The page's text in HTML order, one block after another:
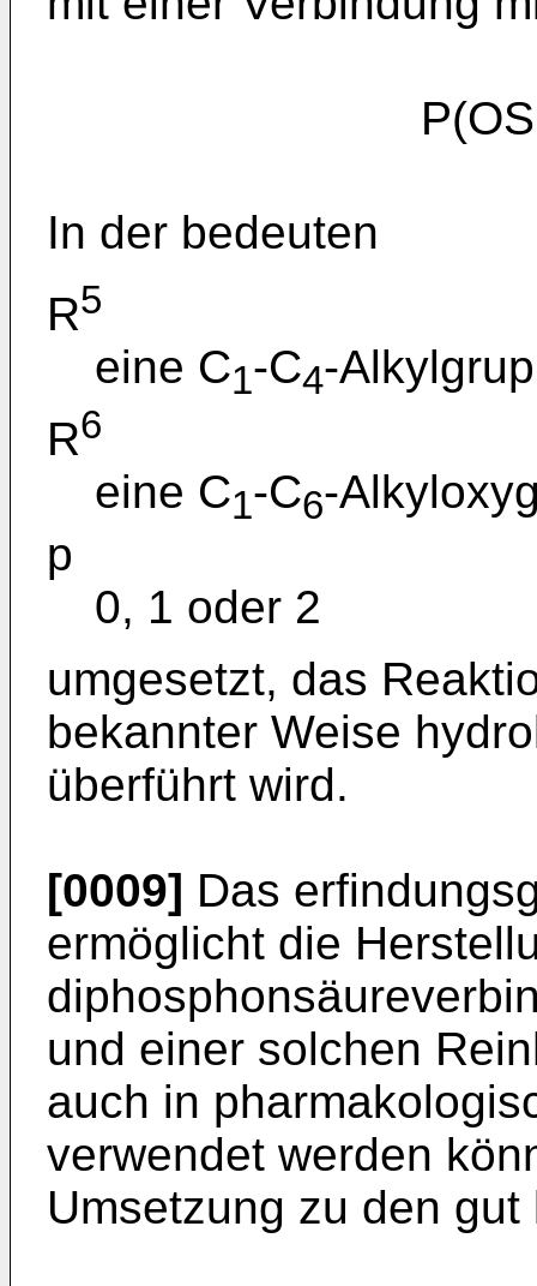
In der bedeuten
R5
eine C1-C4-
R6
eine C1-C6-
p
0, 1 oder 2
umgesetzt, das
bekannter Weise
überführt wird.
[0009] Das
ermöglicht die
und einer solchen
auch in
verwendet werden
Umsetzung zu den